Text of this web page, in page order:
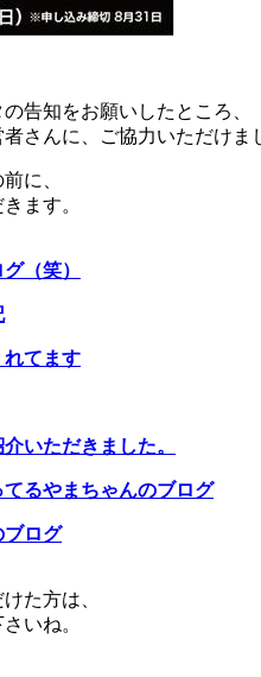
告知をお願いしたところ、
さんに、ご協力いただけま
に、
ます。
（笑）
れてます
いただきました。
るやまちゃんのブログ
ブログ
た方は、
いね。